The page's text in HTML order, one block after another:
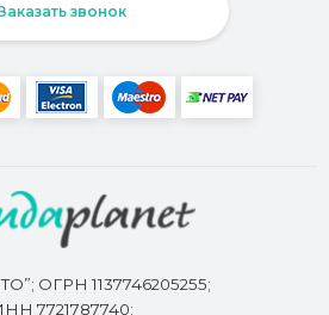
звонок
ОГРН 1137746205255;
7721787740;